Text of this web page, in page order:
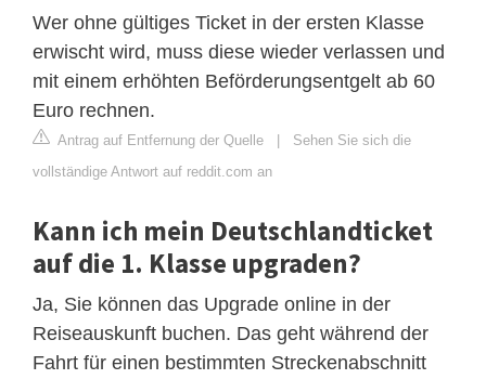
Wer ohne gültiges Ticket in der ersten Klasse
erwischt wird, muss diese wieder verlassen und
mit einem erhöhten Beförderungsentgelt ab 60
Euro rechnen.
Antrag auf Entfernung der Quelle | Sehen Sie sich die
vollständige Antwort auf reddit.com an
Kann ich mein Deutschlandticket
auf die 1. Klasse upgraden?
Ja, Sie können das Upgrade online in der
Reiseauskunft buchen. Das geht während der
Fahrt für einen bestimmten Streckenabschnitt